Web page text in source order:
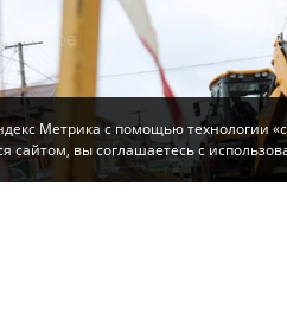
Метрика с помощью технологии
сайтом, вы соглашаетесь с